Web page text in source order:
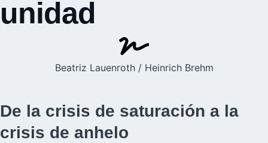
unidad
Beatriz Lauenroth / Heinrich Brehm
De la crisis de saturación a la
crisis de anhelo